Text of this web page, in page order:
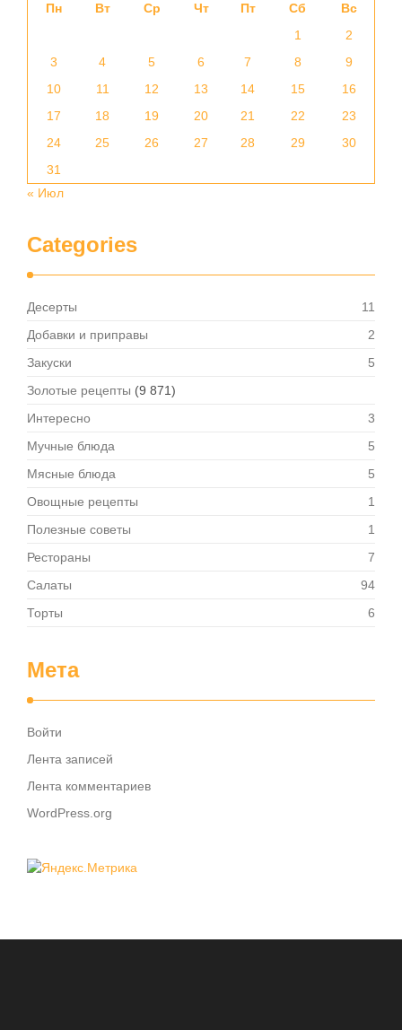
Пн Вт Ср Чт Пт Сб
Вс
1
2
3
4 5 6 7 8
9
10
11 12 13 14 15
16
17
18 19 20 21 22
23
24
25 26 27 28 29
30
31
« Июл
Categories
Десерты
11
Добавки и приправы
2
Закуски
5
Золотые рецепты (9 871)
Интересно
3
Мучные блюда
5
Мясные блюда
5
Овощные рецепты
1
Полезные советы
1
Рестораны
7
Салаты
94
Торты
6
Мета
Войти
Лента записей
Лента комментариев
WordPress.org